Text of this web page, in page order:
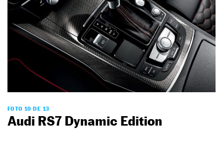
FOTO 10 DE 13
Audi RS7 Dynamic Edition